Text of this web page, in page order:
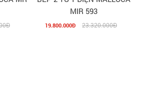
MIR 593
19.800.000Đ 23.320.000Đ